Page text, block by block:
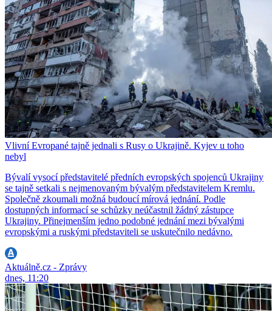
Vlivní Evropané tajně jednali s Rusy o Ukrajině. Kyjev u toho
nebyl
Bývalí vysocí představitelé předních evropských spojenců Ukrajiny
se tajně setkali s nejmenovaným bývalým představitelem Kremlu.
Společně zkoumali možná budoucí mírová jednání. Podle
dostupných informací se schůzky neúčastnil žádný zástupce
Ukrajiny. Přinejmenším jedno podobné jednání mezi bývalými
evropskými a ruskými představiteli se uskutečnilo nedávno.
Aktuálně.cz - Zprávy
dnes, 11:20